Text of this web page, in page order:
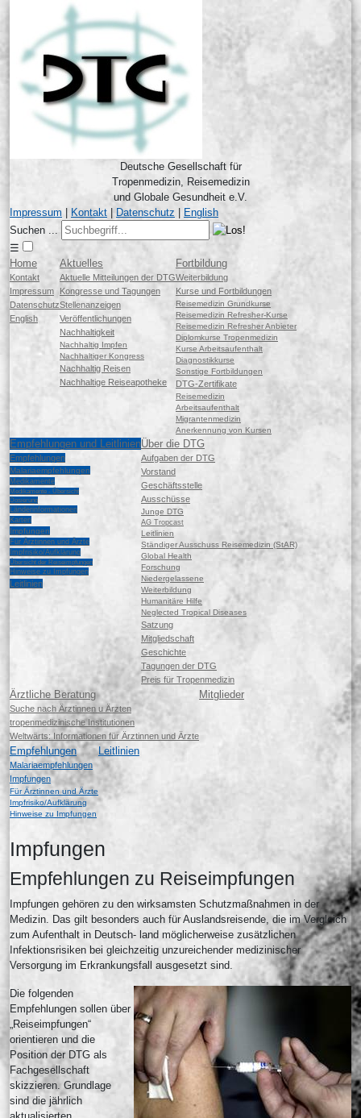
Deutsche Gesellschaft für
Tropenmedizin, Reisemedizin
und Globale Gesundheit e.V.
Impressum
Kontakt Datenschutz
English
Suchen ...
☰
Home
Kontakt
Impressum
Datenschutz
English
Aktuelles
Aktuelle Mitteilungen der DTG
Kongresse und Tagungen
Stellenanzeigen
Veröffentlichungen
Nachhaltigkeit
Nachhaltig Impfen
Nachhaltiger Kongress
Nachhaltig Reisen
Nachhaltige Reiseapotheke
Fortbildung
Weiterbildung
Kurse und Fortbildungen
Reisemedizin Grundkurse
Reisemedizin Refresher-Kurse
Reisemedizin Refresher Anbieter
Diplomkurse Tropenmedizin
Kurse Arbeitsaufenthalt
Diagnostikkurse
Sonstige Fortbildungen
DTG-Zertifikate
Reisemedizin
Arbeitsaufenthalt
Migrantenmedizin
Anerkennung von Kursen
Empfehlungen und Leitlinien
Empfehlungen
Malariaempfehlungen
Medikamente
Medikamente - Übersicht
Dosierung
Länderinformationen
Karten
Impfungen
Für Ärztinnen und Ärzte
Impfrisiko/Aufklärung
Übersicht der Reiseimpfungen
Hinweise zu Impfungen
Leitlinien
Über die DTG
Aufgaben der DTG
Vorstand
Geschäftsstelle
Ausschüsse
Junge DTG
AG Tropcast
Leitlinien
Ständiger Ausschuss Reisemedizin (StAR)
Global Health
Forschung
Niedergelassene
Weiterbildung
Humanitäre Hilfe
Neglected Tropical Diseases
Satzung
Mitgliedschaft
Geschichte
Tagungen der DTG
Preis für Tropenmedizin
Ärztliche Beratung
Suche nach Ärztinnen u Ärzten
tropenmedizinische Institutionen
Weltwärts: Informationen für Ärztinnen und Ärzte
Mitglieder
Empfehlungen
Malariaempfehlungen
Impfungen
Für Ärztinnen und Ärzte
Impfrisiko/Aufklärung
Hinweise zu Impfungen
Leitlinien
Impfungen
Empfehlungen zu Reiseimpfungen
Impfungen gehören zu den wirksamsten Schutzmaßnahmen in der
Medizin. Das gilt besonders auch für Auslandsreisende, die im Vergleich
zum Aufenthalt in Deutsch- land möglicherweise zusätzlichen
Infektionsrisiken bei gleichzeitig unzureichender medizinischer
Versorgung im Erkrankungsfall ausgesetzt sind.
Die folgenden
Empfehlungen sollen über
„Reiseimpfungen“
orientieren und die
Position der DTG als
Fachgesellschaft
skizzieren. Grundlage
sind die jährlich